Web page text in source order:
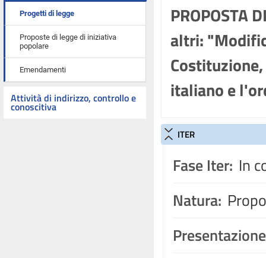
Progetti di legge
Proposte di legge di iniziativa
popolare
Emendamenti
Attività di indirizzo, controllo e
conoscitiva
PROPOSTA
altri:
italiano e
ITER
Fase Iter: In
Natura: